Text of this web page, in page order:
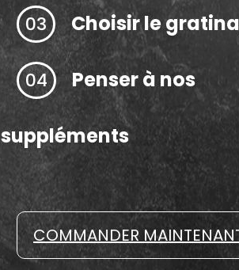
03 Choisir le
04 Penser à nos
suppléments
COMMANDER